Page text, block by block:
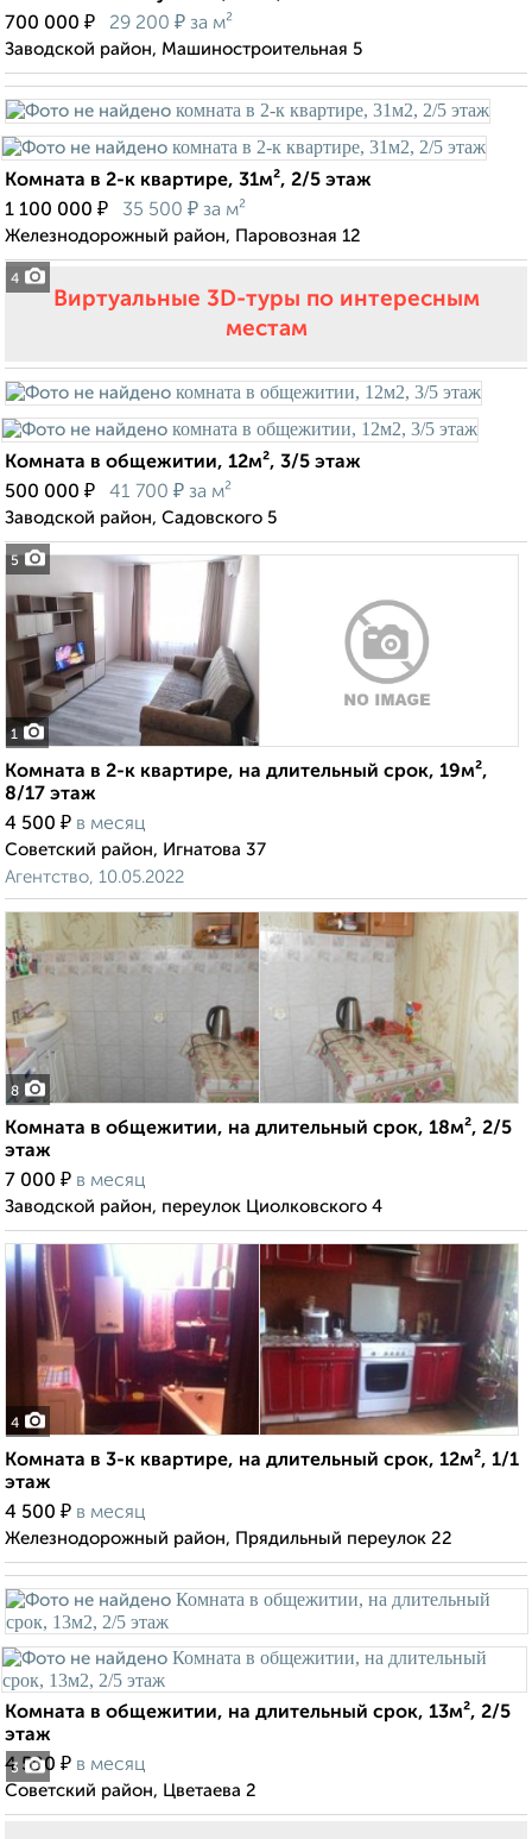
700 000 ₽ 29 200 ₽ за м²
Заводской район, Машиностроительная 5
4
Комната в 2-к квартире, 31м², 2/5 этаж
1 100 000 ₽ 35 500 ₽ за м²
Железнодорожный район, Паровозная 12
Виртуальные 3D-туры по интересным
местам
5
Комната в общежитии, 12м², 3/5 этаж
500 000 ₽ 41 700 ₽ за м²
Заводской район, Садовского 5
1
Комната в 2-к квартире, на длительный срок, 19м²,
8/17 этаж
4 500 ₽ в месяц
Советский район, Игнатова 37
Агентство, 10.05.2022
8
Комната в общежитии, на длительный срок, 18м², 2/5
этаж
7 000 ₽ в месяц
Заводской район, переулок Циолковского 4
4
Комната в 3-к квартире, на длительный срок, 12м², 1/1
этаж
4 500 ₽ в месяц
Железнодорожный район, Прядильный переулок 22
3
Комната в общежитии, на длительный срок, 13м², 2/5
этаж
4 500 ₽ в месяц
Советский район, Цветаева 2